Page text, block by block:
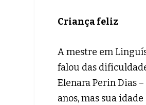
Criança feliz
A mestre em
falou das
Elenara Perin Dias
anos, mas sua